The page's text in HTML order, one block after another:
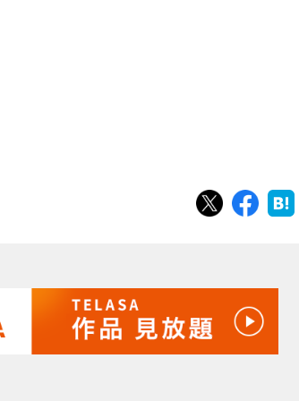
ツイートシェア